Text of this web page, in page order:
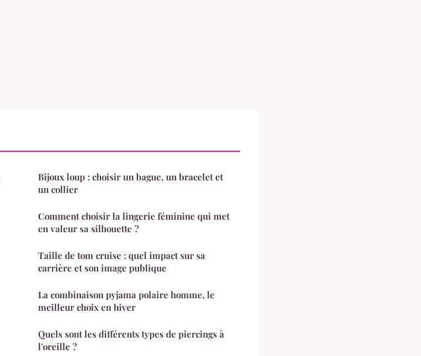
Bijoux loup : choisir un bague, un bracelet et
un collier
Comment choisir la lingerie féminine qui met
en valeur sa silhouette ?
Taille de tom cruise : quel impact sur sa
carrière et son image publique
La combinaison pyjama polaire homme, le
meilleur choix en hiver
Quels sont les différents types de piercings à
l'oreille ?